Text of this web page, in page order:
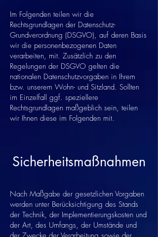
Im Folgenden teilen wir die
Rechtsgrundlagen der Datenschutz-
Grundverordnung (DSGVO), auf deren Basis
wir die personenbezogenen Daten
verarbeiten, mit. Zusätzlich zu den
Regelungen der DSGVO gelten die
nationalen Datenschutzvorgaben in Ihrem
bzw. unserem Wohn- und Sitzland. Sollten
im Einzelfall ggf. speziellere
Rechtsgrundlagen maßgeblich sein, teilen
wir Ihnen diese im Folgenden mit.
Sicherheitsmaßnahmen
Nach Maßgabe der gesetzlichen Vorgaben
werden unter Berücksichtigung des Stands
der Technik, der Implementierungskosten und
der Art, des Umfangs, der Umstände und